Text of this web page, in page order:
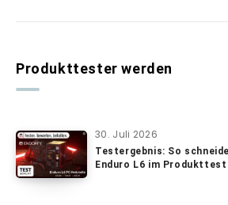
Produkttester werden
30. Juli 2026
Testergebnis: So
Enduro L6 im Produkttest